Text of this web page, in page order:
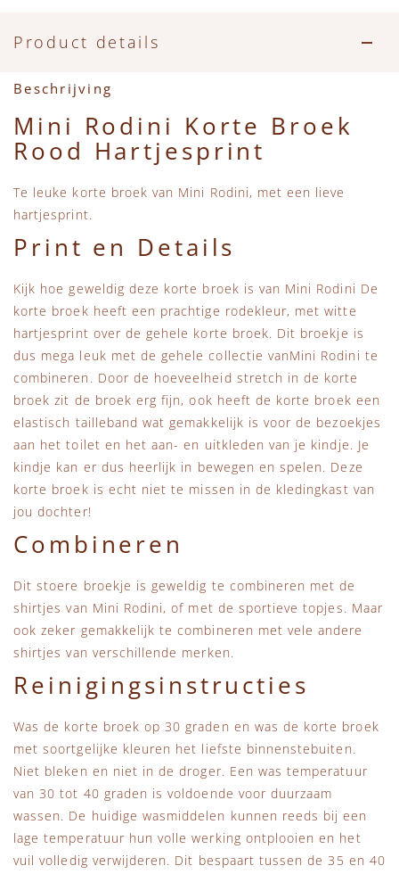
Zwemkleding
Feestkleding
Beren, Speendoekjes en Knuffeldoekjes
Verzorgingsproducten
Beren
Mini Rodini
+1 in the family
New Balance
Piupiuchick
Play Up
Sproet & Sprout
Tiny Cottons
Product details
Beschrijving
Mini Rodini Korte Broek
Rood Hartjesprint
Te leuke korte broek van Mini Rodini, met een lieve
hartjesprint.
Print en Details
Kijk hoe geweldig deze korte broek is van Mini Rodini De
korte broek heeft een prachtige rodekleur, met witte
hartjesprint over de gehele korte broek. Dit broekje is
dus mega leuk met de gehele collectie vanMini Rodini te
combineren. Door de hoeveelheid stretch in de korte
broek zit de broek erg fijn, ook heeft de korte broek een
elastisch tailleband wat gemakkelijk is voor de bezoekjes
aan het toilet en het aan- en uitkleden van je kindje. Je
kindje kan er dus heerlijk in bewegen en spelen. Deze
korte broek is echt niet te missen in de kledingkast van
jou dochter!
Combineren
Dit stoere broekje is geweldig te combineren met de
shirtjes van Mini Rodini, of met de sportieve topjes. Maar
ook zeker gemakkelijk te combineren met vele andere
shirtjes van verschillende merken.
Reinigingsinstructies
Was de korte broek op 30 graden en was de korte broek
met soortgelijke kleuren het liefste binnenstebuiten.
Niet bleken en niet in de droger. Een was temperatuur
van 30 tot 40 graden is voldoende voor duurzaam
wassen. De huidige wasmiddelen kunnen reeds bij een
lage temperatuur hun volle werking ontplooien en het
vuil volledig verwijderen. Dit bespaart tussen de 35 en 40